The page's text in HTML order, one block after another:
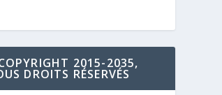
2015-2035,
DROITS RÉSERVÉS